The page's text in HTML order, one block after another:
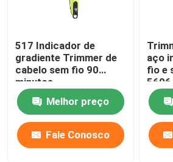
517 Indicador de
gradiente Trimmer de
cabelo sem fio 90
minutos
Melhor preço
Fale Conosco
aço
fio e
de